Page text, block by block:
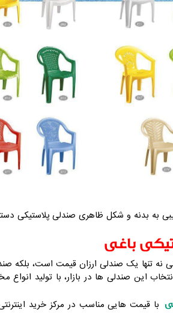
به بدنه و شکل ظاهری صندلی پلاستیکی
باغی
نه تنها یک صندلی ارزان قیمت است، بلکه
این صندلی ها در بازار، با تولید انواع
با قیمت هایی مناسب در مرکز خرید